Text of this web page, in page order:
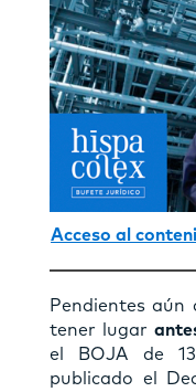
Acceso al
Pendientes aún
tener lugar
el BOJA de
publicado el